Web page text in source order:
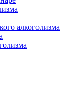
алкоголизма